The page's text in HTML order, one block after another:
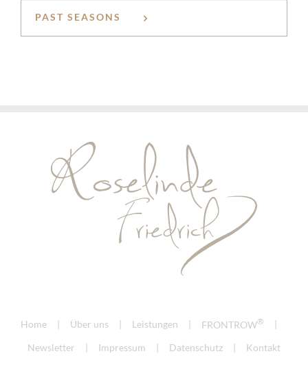
PAST SEASONS
Home Über uns Leistungen FRONTROW®
Newsletter Impressum Datenschutz Kontakt